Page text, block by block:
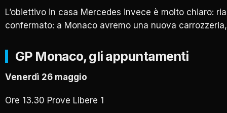
L’obiettivo in casa Mercedes invece è molto chiaro:
confermato: a Monaco avremo una nuova
GP Monaco, gli appuntamenti
Venerdì 26 maggio
Ore 13.30 Prove Libere 1